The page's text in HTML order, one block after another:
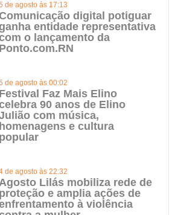
de agosto às 17:13
digital potiguar
entidade representativa
o lançamento da
Ponto.com.RN
de agosto às 00:02
Festival Faz Mais Elino
90 anos de Elino
com música,
homenagens e cultura
popular
de agosto às 22:32
Lilás mobiliza rede de
proteção e amplia ações de
à violência